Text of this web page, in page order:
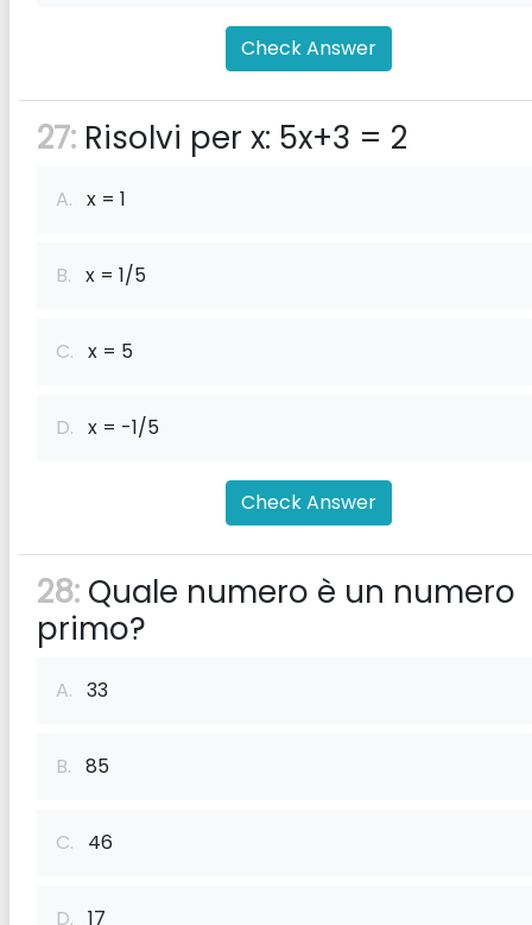
Check Answer
27: Risolvi per x: 5x+3 = 2
A. x = 1
B. x = 1/5
C. x = 5
D. x = -1/5
Check Answer
28: Quale numero è un numero
primo?
A. 33
B. 85
C. 46
D. 17